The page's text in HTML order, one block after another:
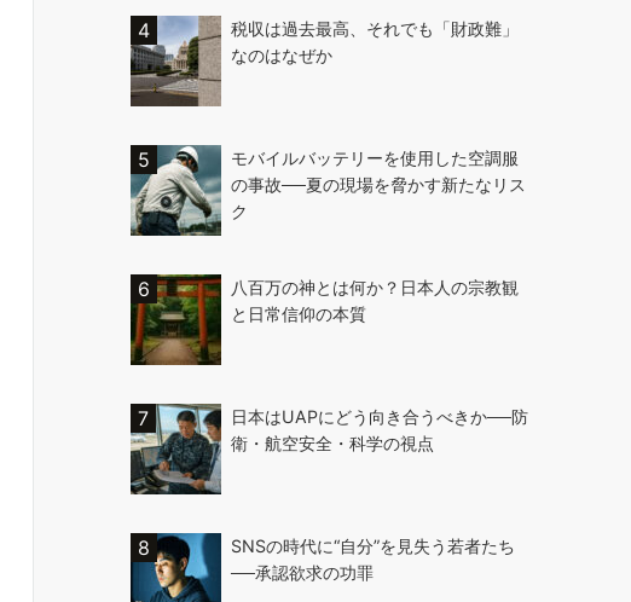
税収は過去最高、それでも「財政難」
なのはなぜか
モバイルバッテリーを使用した空調服
の事故──夏の現場を脅かす新たなリス
ク
八百万の神とは何か？日本人の宗教観
と日常信仰の本質
日本はUAPにどう向き合うべきか──防
衛・航空安全・科学の視点
SNSの時代に“自分”を見失う若者たち
──承認欲求の功罪